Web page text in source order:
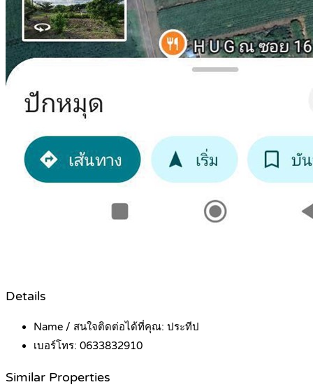
Details
Name / สนใจติดต่อได้ที่คุณ: ประทีป
เบอร์โทร: 0633832910
Similar Properties